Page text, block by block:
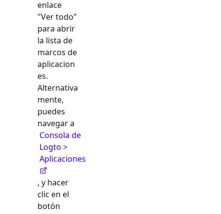
enlace
"Ver todo"
para abrir
la lista de
marcos de
aplicacion
es.
Alternativa
mente,
puedes
navegar a
Consola de
Logto >
Aplicaciones
, y hacer
clic en el
botón